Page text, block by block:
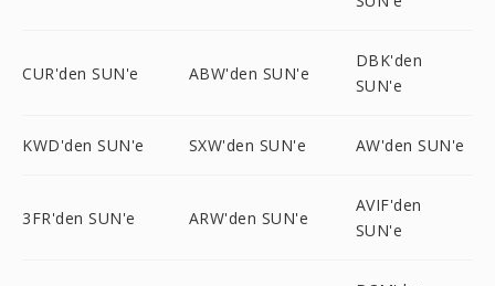
CUR'den SUN'e ABW'den SUN'e
DBK'den
SUN'e
KWD'den SUN'e SXW'den SUN'e AW'den SUN'e
3FR'den SUN'e ARW'den SUN'e
AVIF'den
SUN'e